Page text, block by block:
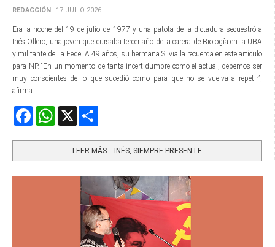
REDACCIÓN 17 JULIO 2026
Era la noche del 19 de julio de 1977 y una patota de la dictadura secuestró a
Inés Ollero, una joven que cursaba tercer año de la carera de Biología en la UBA
y militante de La Fede. A 49 años, su hermana Silvia la recuerda en este artículo
para NP. “En un momento de tanta incertidumbre como el actual, debemos ser
muy conscientes de lo que sucedió como para que no se vuelva a repetir”,
afirma.
FacebookWhatsApp
LEER MÁS… INÉS, SIEMPRE PRESENTE